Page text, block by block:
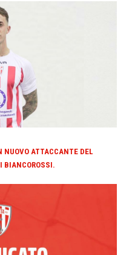
ATTACCANTE DEL
BIANCOROSSI.